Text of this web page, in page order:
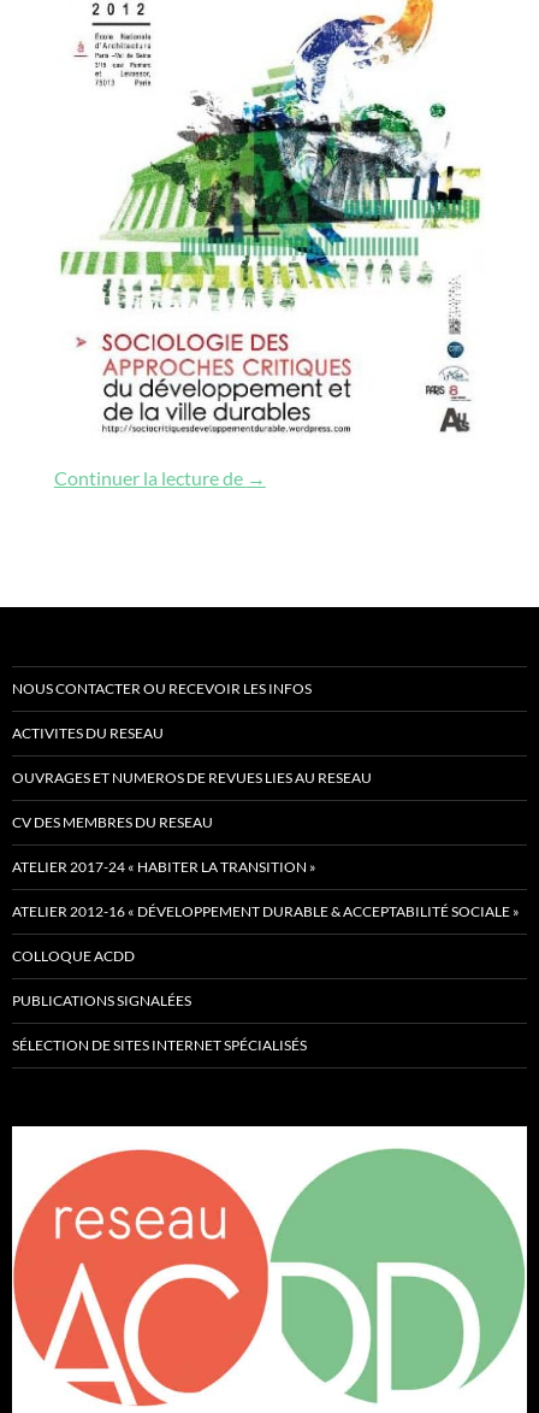
Continuer la lecture de Conference on sociology of
→
NOUS CONTACTER OU RECEVOIR LES INFOS
ACTIVITES DU RESEAU
OUVRAGES ET NUMEROS DE REVUES LIES AU RESEAU
CV DES MEMBRES DU RESEAU
ATELIER 2017-24 « HABITER LA TRANSITION »
ATELIER 2012-16 « DÉVELOPPEMENT DURABLE & ACCEPTABILITÉ SOCIALE »
COLLOQUE ACDD
PUBLICATIONS SIGNALÉES
SÉLECTION DE SITES INTERNET SPÉCIALISÉS